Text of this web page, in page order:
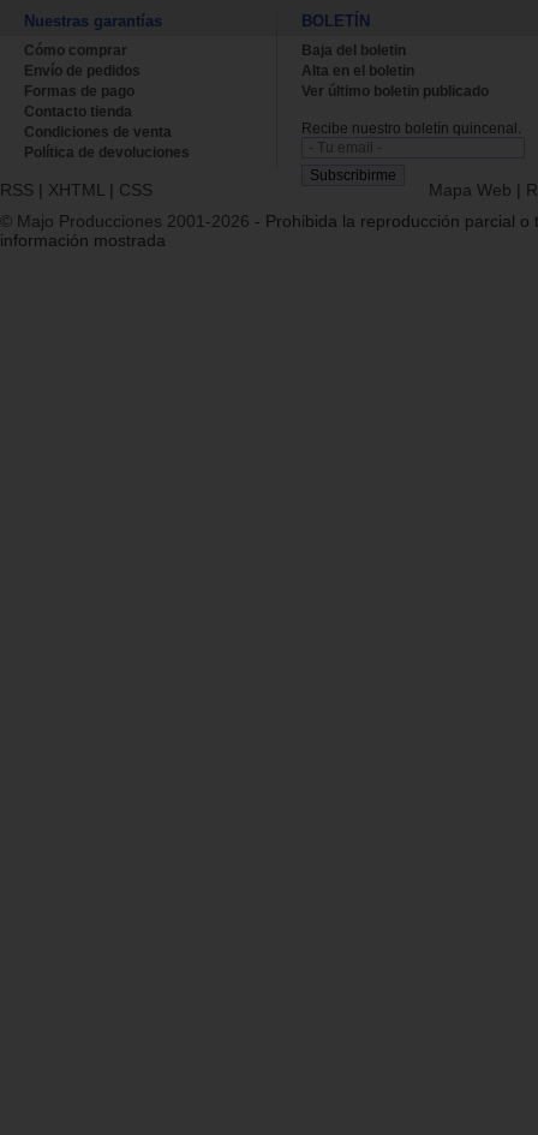
Nuestras garantías
Cómo comprar
Envío de pedidos
Formas de pago
Contacto tienda
Condiciones de venta
Política de devoluciones
BOLETÍN
Baja del boletin
Alta en el boletin
Ver último boletin publicado
Recibe nuestro boletín quincenal.
RSS | XHTML | CSS Mapa Web |
© Majo Producciones 2001-2026 - Prohibida la reproducción parcial o
información mostrada